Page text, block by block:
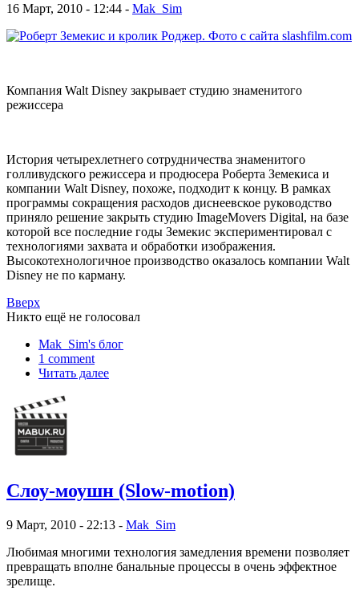
16 Март, 2010 - 12:44 - Mak_Sim
Компания Walt Disney закрывает студию знаменитого
режиссера
История четырехлетнего сотрудничества знаменитого
голливудского режиссера и продюсера Роберта Земекиса и
компании Walt Disney, похоже, подходит к концу. В рамках
программы сокращения расходов диснеевское руководство
приняло решение закрыть студию ImageMovers Digital, на базе
которой все последние годы Земекис экспериментировал с
технологиями захвата и обработки изображения.
Высокотехнологичное производство оказалось компании Walt
Disney не по карману.
Вверх
Никто ещё не голосовал
Mak_Sim's блог
1 comment
Читать далее
Слоу-моушн (Slow-motion)
9 Март, 2010 - 22:13 - Mak_Sim
Любимая многими технология замедления времени позволяет
превращать вполне банальные процессы в очень эффектное
зрелище.